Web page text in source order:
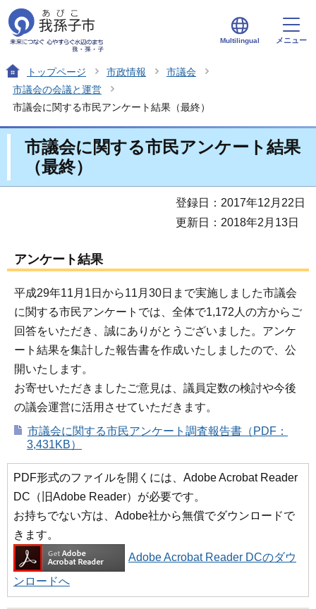
Multilingual メニュー
トップページ 市政情報
市議会
市議会の会議と運営
市議会に関する市民アンケート結果（最終）
市議会に関する市民アンケート結果
（最終）
登録日：2017年12月22日
更新日：2018年2月13日
アンケート結果
平成29年11月1日から11月30日まで実施しました市議会
に関する市民アンケートでは、全体で1,172人の方からご
回答をいただき、誠にありがとうございました。アンケ
ート結果を集計した報告書を作成いたしましたので、公
開いたします。
お寄せいただきましたご意見は、議員定数の検討や今後
の議会運営に活用させていただきます。
市議会に関する市民アンケート調査報告書（PDF：
3,431KB）
PDF形式のファイルを開くには、Adobe Acrobat Reader
DC（旧Adobe Reader）が必要です。
お持ちでない方は、Adobe社から無償でダウンロードで
きます。
Adobe Acrobat Reader DCのダウ
ンロードへ